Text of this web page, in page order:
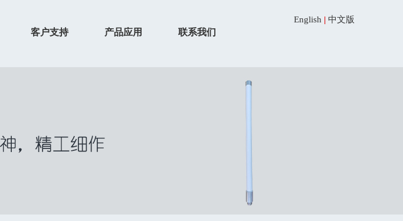
客户支持 产品应用 联系我们
English | 中文版